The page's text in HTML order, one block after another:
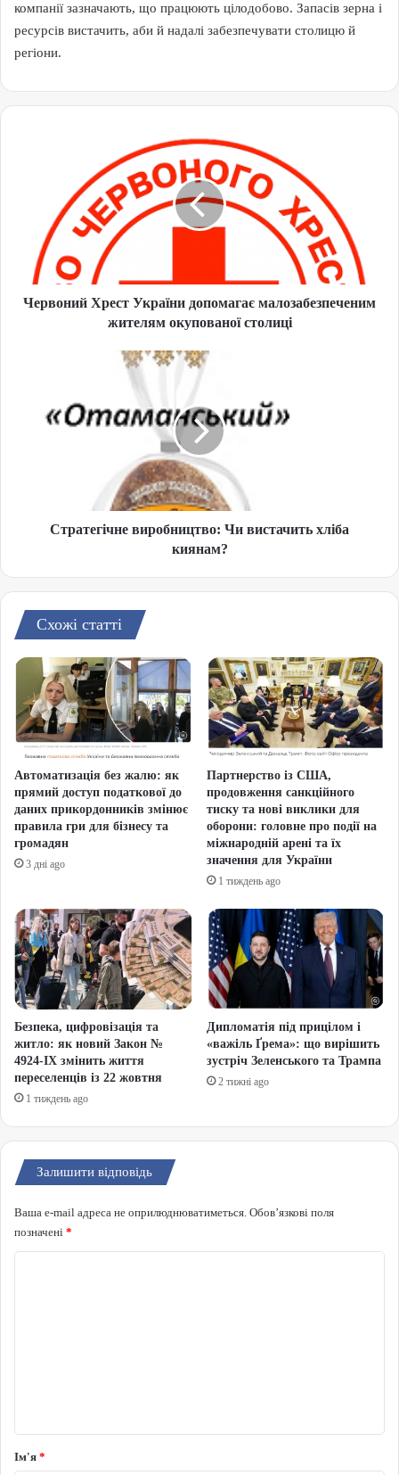
компанії зазначають, що працюють цілодобово. Запасів зерна і
ресурсів вистачить, аби й надалі забезпечувати столицю й
регіони.
Червоний Хрест України допомагає малозабезпеченим
жителям окупованої столиці
Стратегічне виробництво: Чи вистачить хліба
киянам?
Схожі статті
Автоматизація без жалю: як
прямий доступ податкової до
даних прикордонників змінює
правила гри для бізнесу та
громадян
3 дні ago
Партнерство із США,
продовження санкційного
тиску та нові виклики для
оборони: головне про події на
міжнародній арені та їх
значення для України
1 тиждень ago
Безпека, цифровізація та
житло: як новий Закон №
4924-IX змінить життя
переселенців із 22 жовтня
1 тиждень ago
Дипломатія під прицілом і
«важіль Ґрема»: що вирішить
зустріч Зеленського та Трампа
2 тижні ago
Залишити відповідь
Ваша e-mail адреса не оприлюднюватиметься. Обов’язкові поля
позначені *
Ім'я *